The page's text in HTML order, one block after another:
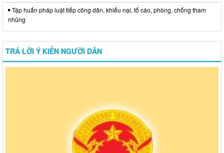
Tập huấn pháp luật tiếp công dân, khiếu nại, tố cáo, phòng, chống tham
nhũng
TRẢ LỜI Ý KIẾN NGƯỜI DÂN